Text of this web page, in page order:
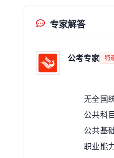
专家解答
公考专家 特
无全国统
公共科目(
公共基础
职业能力